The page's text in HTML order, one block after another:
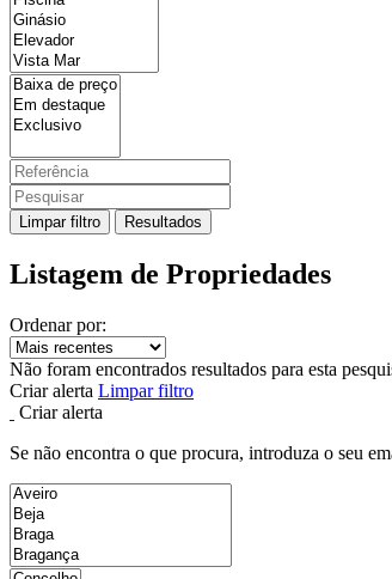
Limpar filtro Resultados
Listagem de Propriedades
Ordenar por:
Não foram encontrados resultados para esta
Criar alerta Limpar filtro
Criar alerta
Se não encontra o que procura, introduza o seu